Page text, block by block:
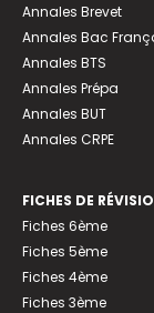
Annales Brevet
Annales Bac
Annales BTS
Annales Prépa
Annales BUT
Annales CRPE
FICHES DE
Fiches 6ème
Fiches 5ème
Fiches 4ème
Fiches 3ème